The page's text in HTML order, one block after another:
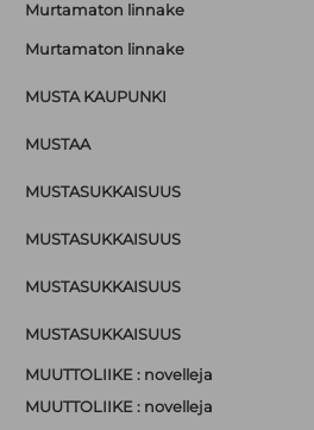
Murtamaton linnake
Murtamaton linnake
MUSTA KAUPUNKI
MUSTAA
MUSTASUKKAISUUS
MUSTASUKKAISUUS
MUSTASUKKAISUUS
MUSTASUKKAISUUS
MUUTTOLIIKE : novelleja
MUUTTOLIIKE : novelleja